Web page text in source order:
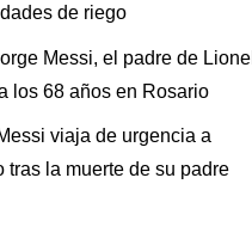
de riego
Messi, el padre de Lionel
los 68 años en Rosario
viaja de urgencia a
tras la muerte de su padre